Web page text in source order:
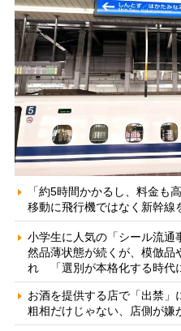
「約5時間かかるし、料金も
移動に飛行機ではなく新幹線
小学生に人気の「シール流
然品薄状態が続くが、模倣品
れ 「選別が本格化する時代
お酒を提供する店で「出禁
粗相だけじゃない、店側が嫌